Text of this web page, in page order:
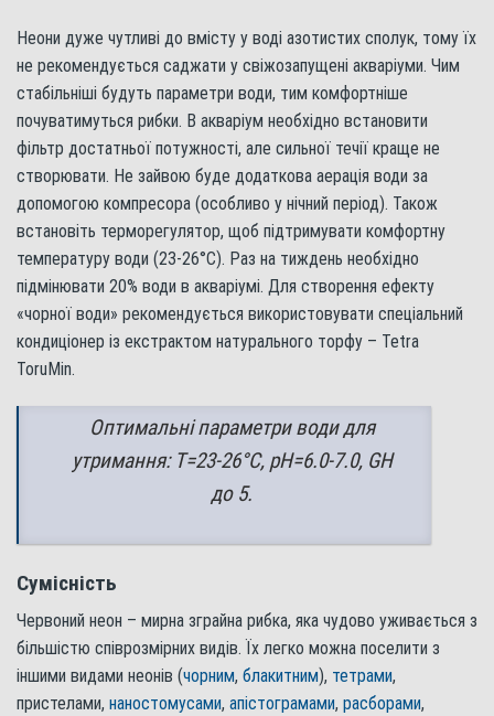
Неони дуже чутливі до вмісту у воді азотистих сполук, тому їх
не рекомендується саджати у свіжозапущені акваріуми. Чим
стабільніші будуть параметри води, тим комфортніше
почуватимуться рибки. В акваріум необхідно встановити
фільтр достатньої потужності, але сильної течії краще не
створювати. Не зайвою буде додаткова аерація води за
допомогою компресора (особливо у нічний період). Також
встановіть терморегулятор, щоб підтримувати комфортну
температуру води (23-26°С). Раз на тиждень необхідно
підмінювати 20% води в акваріумі. Для створення ефекту
«чорної води» рекомендується використовувати спеціальний
кондиціонер із екстрактом натурального торфу – Tetra
ToruMin.
Оптимальні параметри води для
утримання: Т=23-26°С, pH=6.0-7.0, GH
до 5.
Сумісність
Червоний неон – мирна зграйна рибка, яка чудово уживається з
більшістю співрозмірних видів. Їх легко можна поселити з
іншими видами неонів (чорним, блакитним), тетрами,
пристелами, наностомусами, апістограмами, расборами,